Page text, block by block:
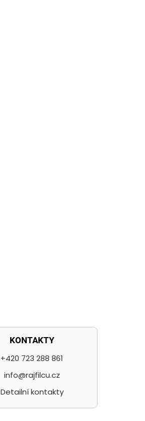
KONTAKTY
+420 723 288 861
info@rajfilcu.cz
Detailní kontakty